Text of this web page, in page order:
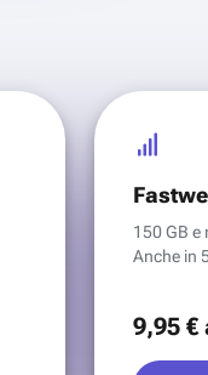
150 GB e
Anche in
9,95 €